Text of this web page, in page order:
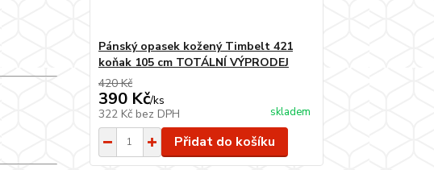
Pánský opasek kožený Timbelt 421
koňak 105 cm TOTÁLNÍ VÝPRODEJ
420 Kč
390 Kč/ks
322 Kč bez DPH skladem
Přidat do košíku